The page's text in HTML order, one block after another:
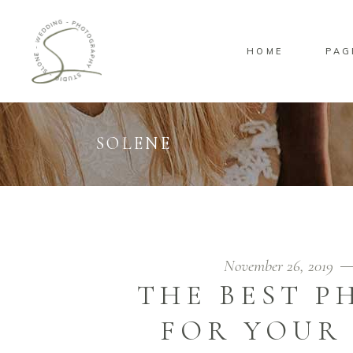
HOME
Standard
Standard
Masonry
Pinterest
SOLENE
November 26, 2019
THE BEST
FOR YOUR